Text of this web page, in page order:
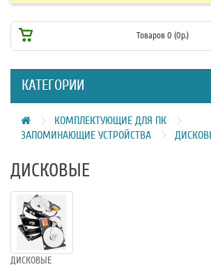
Товаров 0 (0р.)
КАТЕГОРИИ
КОМПЛЕКТУЮЩИЕ ДЛЯ ПК
ЗАПОМИНАЮЩИЕ УСТРОЙСТВА
ДИСКОВЫЕ
ДИСКОВЫЕ